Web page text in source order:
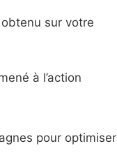
sur votre
à l’action
pour optimiser